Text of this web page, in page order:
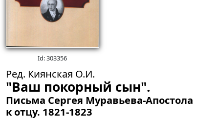
Id: 303356
Ред. Киянская О.И.
"Ваш покорный сын".
Письма Сергея Муравьева-Апостола
к отцу. 1821-1823